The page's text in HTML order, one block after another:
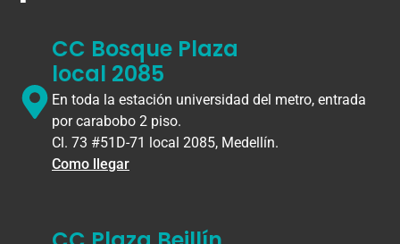
CC Bosque Plaza
local 2085
En toda la estación universidad del metro, entrada
por carabobo 2 piso.
Cl. 73 #51D-71 local 2085, Medellín.
Como llegar